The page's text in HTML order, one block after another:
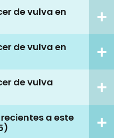
de vulva en
de vulva en
de vulva
a este